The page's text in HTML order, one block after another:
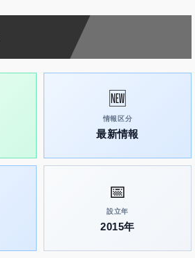
🆕
情報区分
最新情報
📅
設立年
2015年